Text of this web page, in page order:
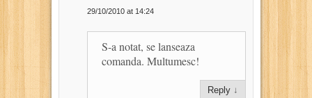
29/10/2010 at 14:24
S-a notat, se lanseaza
comanda. Multumesc!
Reply ↓